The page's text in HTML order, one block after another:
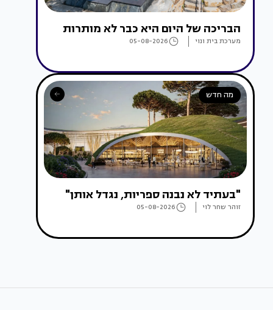
הבריכה של היום היא כבר לא מותרות
מערכת בית ונוי 05-08-2026
מה חדש
"בעתיד לא נבנה ספריות, נגדל אותן"
זוהר שחר לוי 05-08-2026